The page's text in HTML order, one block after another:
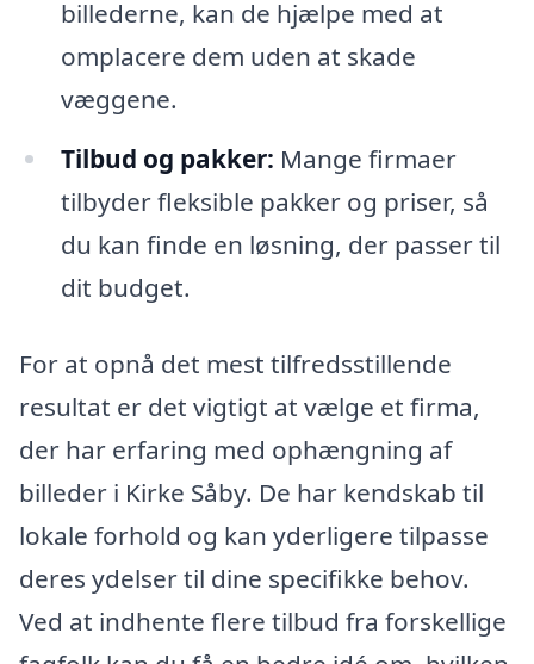
billederne, kan de hjælpe med at
omplacere dem uden at skade
væggene.
Tilbud og pakker: Mange firmaer
tilbyder fleksible pakker og priser, så
du kan finde en løsning, der passer til
dit budget.
For at opnå det mest tilfredsstillende
resultat er det vigtigt at vælge et firma,
der har erfaring med ophængning af
billeder i Kirke Såby. De har kendskab til
lokale forhold og kan yderligere tilpasse
deres ydelser til dine specifikke behov.
Ved at indhente flere tilbud fra forskellige